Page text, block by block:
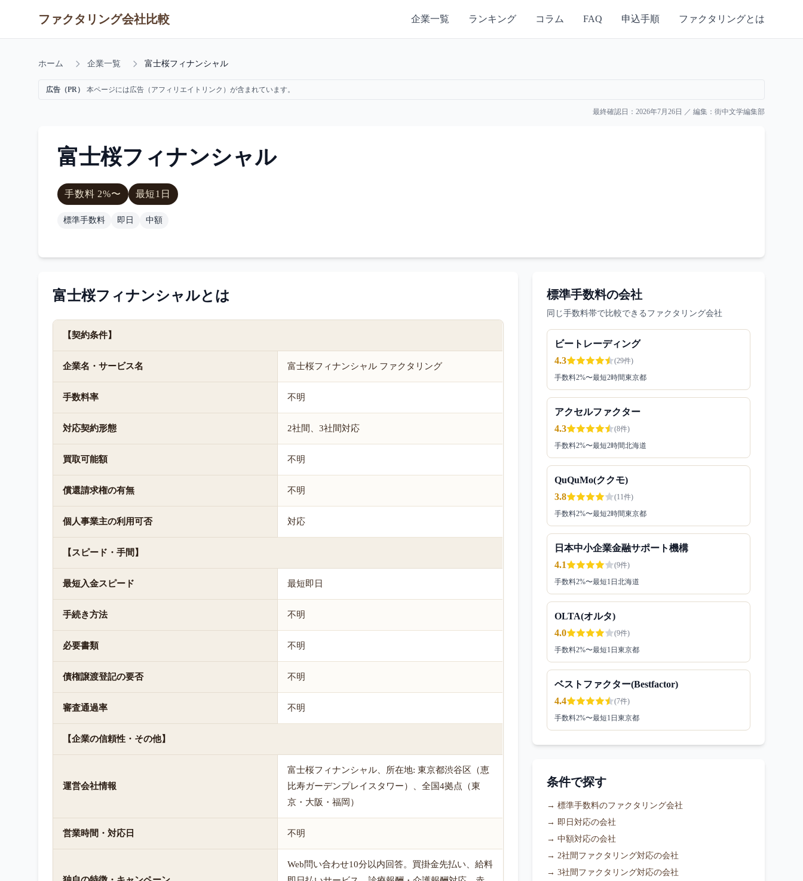
ファクタリング会社比較 企業一覧 ランキング コラム FAQ 申込手順 ファクタリングとは
ホーム 企業一覧 富士桜フィナンシャル
広告（PR） 本ページには広告（アフィリエイトリンク）が含まれています。
最終確認日： 2026年7月26日 ／ 編集： 街中文学編集部
富士桜フィナンシャル
手数料 2%〜 最短1日
標準手数料 即日 中額
富士桜フィナンシャルとは
【契約条件】
企業名・サービス名 富士桜フィナンシャル ファクタリング
手数料率 不明
対応契約形態 2社間、3社間対応
買取可能額 不明
償還請求権の有無 不明
個人事業主の利用可否 対応
【スピード・手間】
最短入金スピード 最短即日
手続き方法 不明
必要書類 不明
債権譲渡登記の要否 不明
審査通過率 不明
【企業の信頼性・その他】
運営会社情報
富士桜フィナンシャル、所在地: 東京都渋谷区（恵
比寿ガーデンプレイスタワー）、全国4拠点（東
京・大阪・福岡）
営業時間・対応日 不明
Web問い合わせ10分以内回答。買掛金先払い、給料
標準手数料の会社
同じ手数料帯で比較できるファクタリング会社
ビートレーディング
4.3
(29件)
手数料2%〜最短2時間東京都
アクセルファクター
4.3
(8件)
手数料2%〜最短2時間北海道
QuQuMo(ククモ)
3.8
(11件)
手数料2%〜最短2時間東京都
日本中小企業金融サポート機構
4.1
(9件)
手数料2%〜最短1日 北海道
OLTA(オルタ)
4.0
(9件)
手数料2%〜最短1日 東京都
ベストファクター(Bestfactor)
4.4
(7件)
手数料2%〜最短1日 東京都
条件で探す
→ 標準手数料のファクタリング会社
→ 即日対応の会社
→ 中額対応の会社
→ 2社間ファクタリング対応の会社
→ 3社間ファクタリング対応の会社